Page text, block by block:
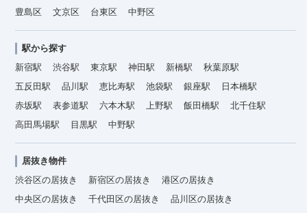
豊島区
文京区 台東区 中野区
駅から探す
新宿駅
渋谷駅 東京駅 神田駅 新橋駅
秋葉原駅
五反田駅
品川駅 恵比寿駅 池袋駅 銀座駅
日本橋駅
赤坂駅
表参道駅 六本木駅 上野駅 飯田橋駅
北千住駅
高田馬場駅
目黒駅 中野駅
居抜き物件
渋谷区の居抜き
新宿区の居抜き
港区の居抜き
中央区の居抜き
千代田区の居抜き
品川区の居抜き